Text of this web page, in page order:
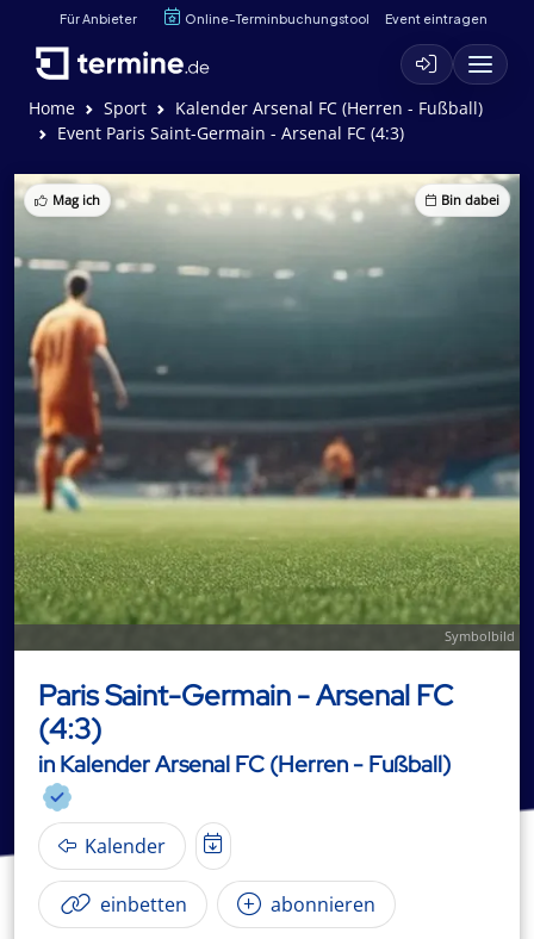
Für Anbieter Online-Terminbuchungstool Event eintragen
Home Sport
Kalender Arsenal FC (Herren - Fußball)
Event Paris Saint-Germain - Arsenal FC (4:3)
Mag ich Bin dabei
Symbolbild
Paris Saint-Germain - Arsenal FC
(4:3)
in Kalender Arsenal FC (Herren - Fußball)
Kalender
einbetten abonnieren